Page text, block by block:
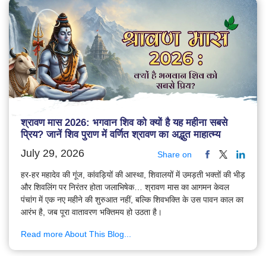
श्रावण मास 2026: भगवान शिव को क्यों है यह महीना सबसे
प्रिय? जानें शिव पुराण में वर्णित श्रावण का अद्भुत माहात्म्य
July 29, 2026 Share on
हर-हर महादेव की गूंज, कांवड़ियों की आस्था, शिवालयों में उमड़ती भक्तों की भीड़
और शिवलिंग पर निरंतर होता जलाभिषेक… श्रावण मास का आगमन केवल
पंचांग में एक नए महीने की शुरुआत नहीं, बल्कि शिवभक्ति के उस पावन काल का
आरंभ है, जब पूरा वातावरण भक्तिमय हो उठता है।
Read more About This Blog...